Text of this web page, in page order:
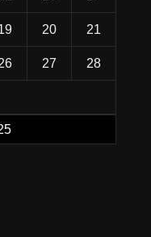
20 21
27 28